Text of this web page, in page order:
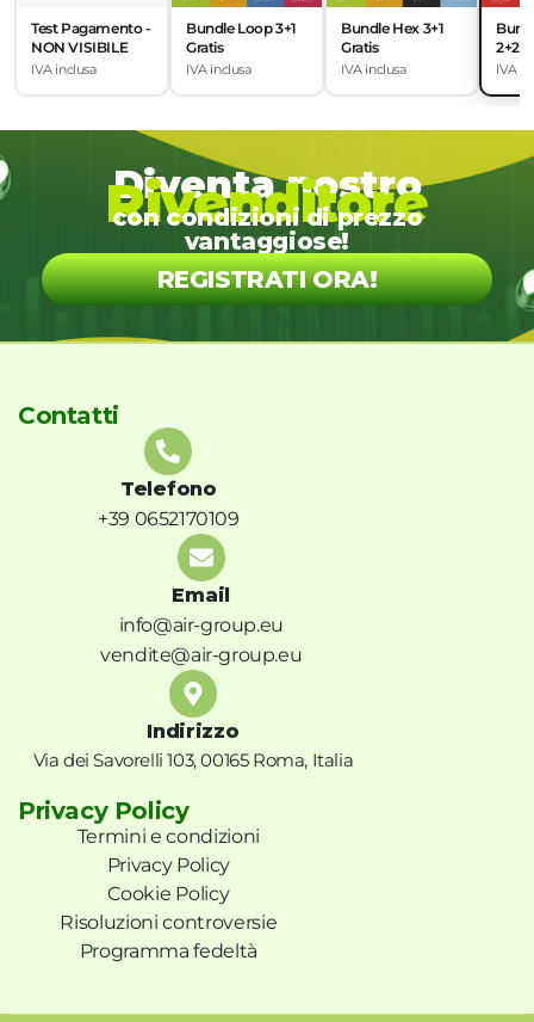
Test Pagamento -
NON VISIBILE
IVA inclusa
Bundle Loop 3+1
Gratis
IVA inclusa
Bundle Hex 3+1
Gratis
IVA inclusa
2+2
IVA
Diventa nostro
Rivenditore
con condizioni di prezzo
vantaggiose!
REGISTRATI ORA!
Contatti
Telefono
+39 0652170109
Email
info@air-group.eu
vendite@air-group.eu
Indirizzo
Via dei Savorelli 103, 00165 Roma, Italia
Privacy Policy
Termini e condizioni
Privacy Policy
Cookie Policy
Risoluzioni controversie
Programma fedeltà